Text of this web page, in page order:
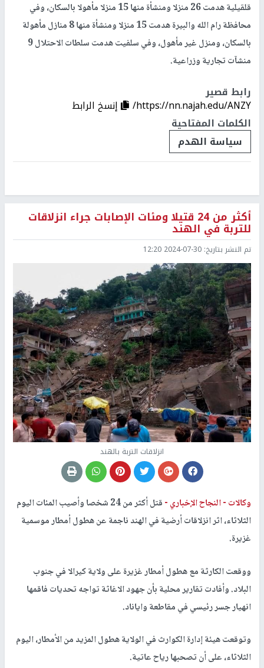
قلقيلية هدمت 26 منزلا ومنشأة منها 15 منزلا مأهولا بالسكان، وفي
محافظة رام الله والبيرة هدمت 15 منزلا ومنشأة منها 8 منازل مأهولة
بالسكان، ومنزل غير مأهول، وفي سلفيت هدمت سلطات الاحتلال 9
منشآت تجارية وزراعية.
رابط قصير
https://nn.najah.edu/ANZY/
إنسخ الرابط
الكلمات المفتاحية
سياسة الهدم
أكثر من 24 قتيلا ومئات الإصابات جراء انزلاقات
للتربة في الهند
تم النشر بتاريخ: 2024-07-30 12:20
انزلاقات التربة بالهند
وكالات -النجاح الإخباري -
قتل أكثر من 24 شخصا وأصيب المئات اليوم
الثلاثاء، اثر انزلاقات أرضية في الهند ناجمة عن هطول أمطار موسمية
غزيرة.
ووقعت الكارثة مع هطول أمطار غزيرة على ولاية كيرالا في جنوب
البلاد. وأفادت تقارير محلية بأن جهود الاغاثة تواجه تحديات فاقمها
انهيار جسر رئيسي في مقاطعة واياناد.
وتوقعت هيئة إدارة الكوارث في الولاية هطول المزيد من الأمطار، اليوم
الثلاثاء، على أن تصحبها رياح عاتية.